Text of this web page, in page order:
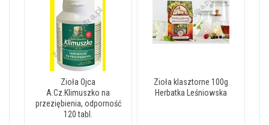
Zioła Ojca
A.Cz.Klimuszko na
przeziębienia, odporność
120 tabl.
Zioła klasztorne 100g
Herbatka Leśniowska